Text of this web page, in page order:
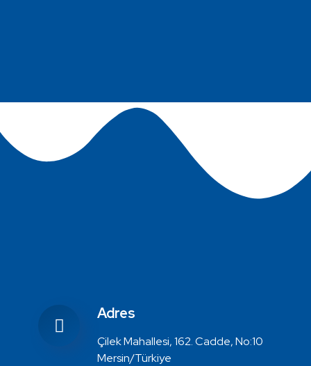
Adres
Çilek Mahallesi, 162. Cadde, No:10
Mersin/Türkiye